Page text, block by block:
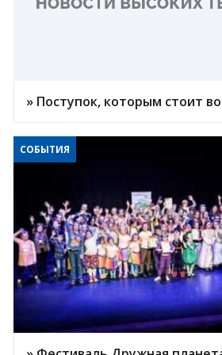
» Поступок, которым стоит
СОБЫТИЯ